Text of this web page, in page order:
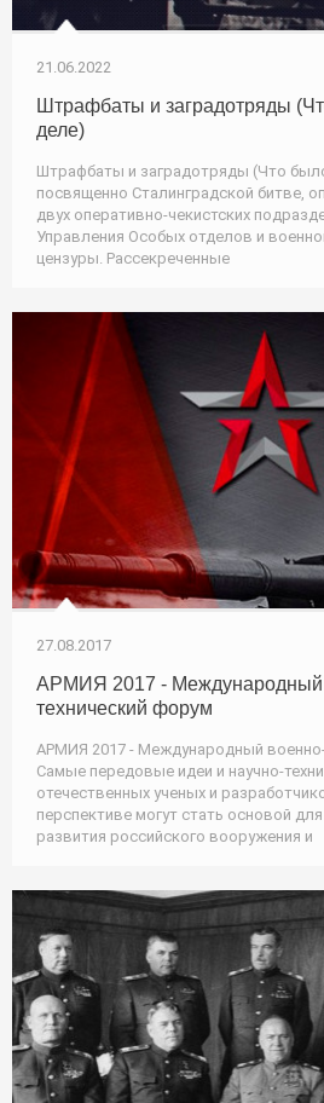
21.06.2022
Штрафбаты и заградотряды
деле)
Штрафбаты и заградотряды (Что
посвященно Сталинградской битве,
двух оперативно-чекистских
Управления Особых отделов и
цензуры. Рассекреченные
27.08.2017
АРМИЯ 2017 - Международный
технический форум
АРМИЯ 2017 - Международный военно-
Самые передовые идеи и научно-
отечественных ученых и
перспективе могут стать основой
развития российского вооружения и